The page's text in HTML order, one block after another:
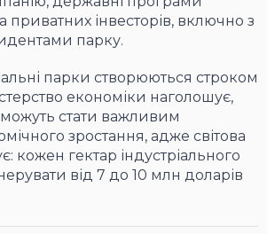
приватних інвесторів, включно з
парку.
парки створюються строком
економіки наголошує,
стати важливим
зростання, адже світова
кожен гектар індустріального
від 7 до 10 млн доларів